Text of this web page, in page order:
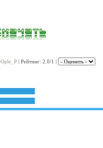
| Рейтинг: 2.0/1 |